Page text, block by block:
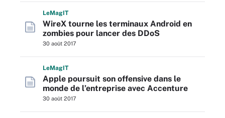
LeMagIT
WireX tourne les terminaux Android en
zombies pour lancer des DDoS
30 août 2017
LeMagIT
Apple poursuit son offensive dans le
monde de l’entreprise avec Accenture
30 août 2017